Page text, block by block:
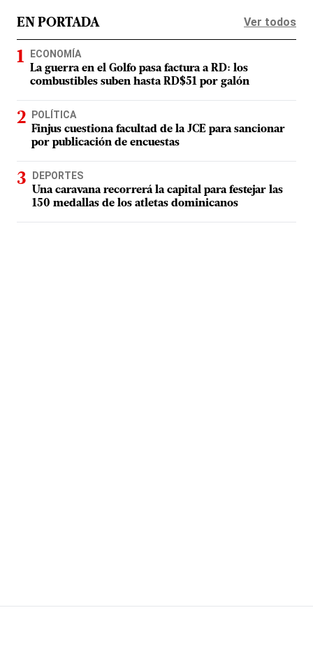
EN PORTADA Ver todos
ECONOMÍA
La guerra en el Golfo pasa factura a RD: los
combustibles suben hasta RD$51 por galón
POLÍTICA
Finjus cuestiona facultad de la JCE para sancionar
por publicación de encuestas
DEPORTES
Una caravana recorrerá la capital para festejar las
150 medallas de los atletas dominicanos